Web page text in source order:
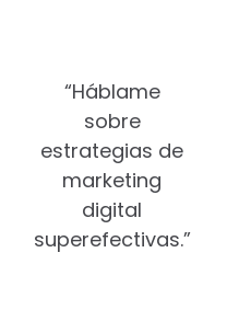
“Háblame
sobre
estrategias de
marketing
digital
superefectivas.”